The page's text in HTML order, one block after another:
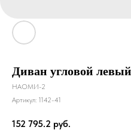
Диван угловой
НАОМИ-2
Артикул: 1142-41
152 795.2 руб.